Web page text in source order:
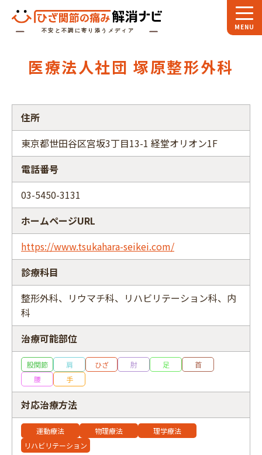
スペシャル対談
お役立ちコラム
専門家インタビュー
フリーワード
医療法人社団 塚原整形外科
住所
東京都世田谷区宮坂3丁目13-1 経堂オリオン1F
電話番号
03-5450-3131
ホームページURL
https://www.tsukahara-seikei.com/
診療科目
整形外科、リウマチ科、リハビリテーション科、内
科
治療可能部位
股関節 肩 ひざ 肘 足
首
腰
手
対応治療方法
運動療法 物理療法
理学療法
リハビリテーション